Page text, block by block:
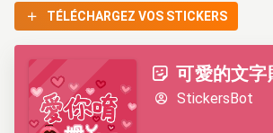
TÉLÉCHARGEZ VOS STICKERS
可愛的文字
StickersBot